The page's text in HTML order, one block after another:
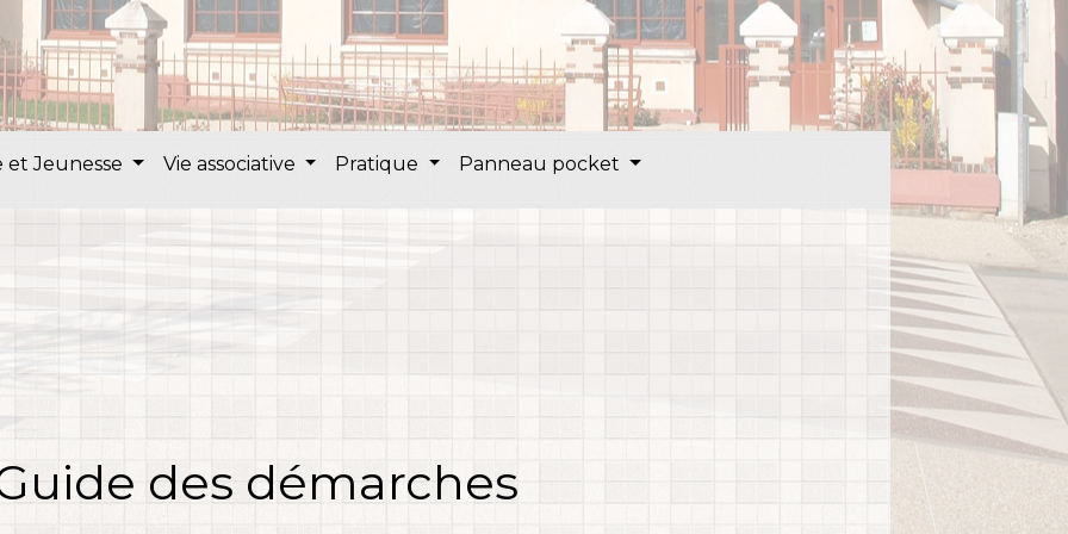
et Jeunesse Vie associative Pratique Panneau pocket
des démarches